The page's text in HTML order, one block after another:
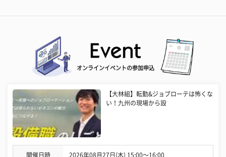
オンラインイベントの参加申込
【大林組】転勤&ジョブローテは怖くな
い！九州の現場から設
開催日時 2026年08月27日(木) 15:00〜16:00